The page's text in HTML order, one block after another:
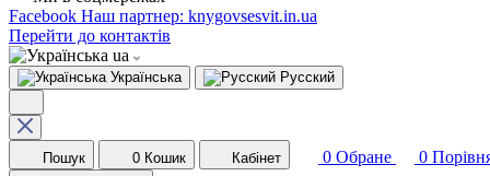
Facebook Наш партнер: knygovsesvit.in.ua
Перейти до контактів
ua
Українська Русский
Пошук 0 Кошик Кабінет 0 Обране 0